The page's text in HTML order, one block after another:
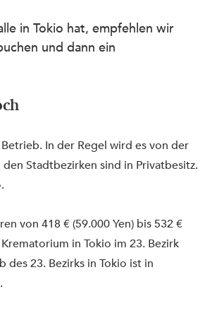
in Tokio hat, empfehlen wir
und dann ein
In der Regel wird es von der
Stadtbezirken sind in Privatbesitz.
von 418 € (59.000 Yen) bis 532 €
in Tokio im 23. Bezirk
des 23. Bezirks in Tokio ist in